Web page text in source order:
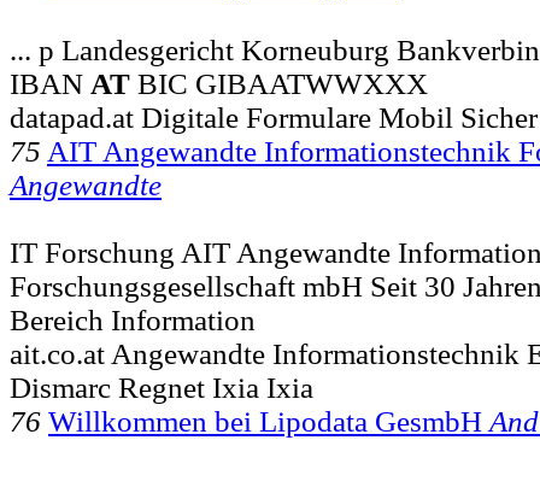
... p Landesgericht Korneuburg
IBAN AT BIC GIBAATWWXXX
datapad.at Digitale Formulare Mobil
75 AIT Angewandte Informationstechnik
Angewandte
IT Forschung AIT Angewandte
Forschungsgesellschaft mbH Seit 30
Bereich Information
ait.co.at Angewandte Informationstechnik
Dismarc Regnet Ixia Ixia
76 Willkommen bei Lipodata GesmbH